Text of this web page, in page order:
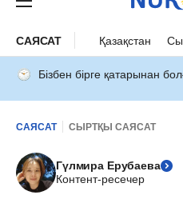
САЯСАТ Қазақстан
Бізбен бірге қатарынан
САЯСАТ СЫРТҚЫ САЯСАТ
Гүлмира Ерубаева
Контент-ресечер